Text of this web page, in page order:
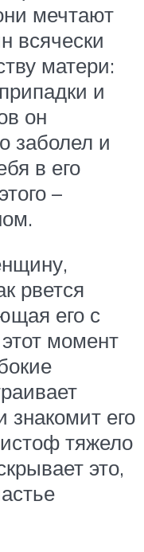
мечтают
всячески
матери:
и
он
заболел и
в его
–
рвется
его с
момент
его
тяжело
это,